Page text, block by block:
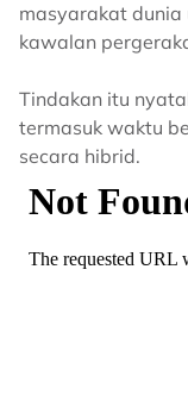
masyarakat dunia
kawalan
Tindakan itu
termasuk waktu
secara hibrid.